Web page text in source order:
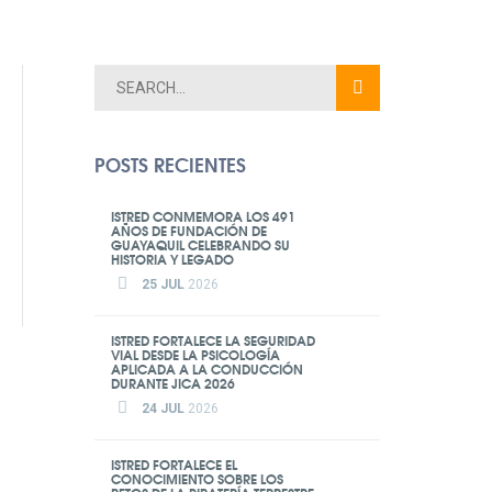
POSTS RECIENTES
ISTRED CONMEMORA LOS 491
AÑOS DE FUNDACIÓN DE
GUAYAQUIL CELEBRANDO SU
HISTORIA Y LEGADO
25 JUL 2026
ISTRED FORTALECE LA SEGURIDAD
VIAL DESDE LA PSICOLOGÍA
APLICADA A LA CONDUCCIÓN
DURANTE JICA 2026
24 JUL 2026
ISTRED FORTALECE EL
CONOCIMIENTO SOBRE LOS